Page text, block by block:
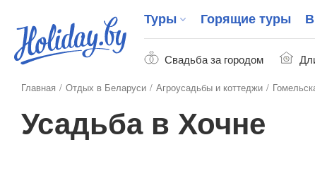
Свадьба за городом
Туры Горящие туры
Главная Отдых в Беларуси Агроусадьбы и коттеджи
Усадьба в Хочне